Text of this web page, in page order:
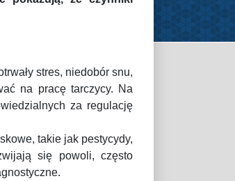
stres, niedobór snu,
na pracę tarczycy. Na
za regulację
takie jak pestycydy,
się powoli, często